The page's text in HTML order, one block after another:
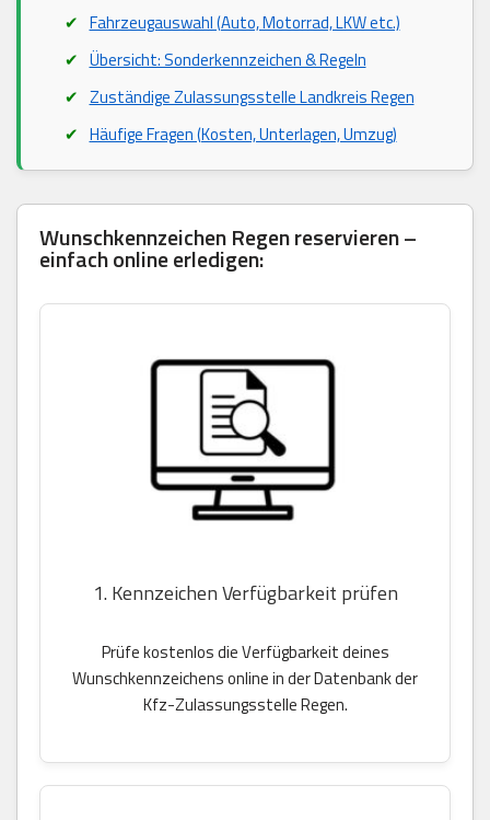
Fahrzeugauswahl (Auto, Motorrad, LKW etc.)
Übersicht: Sonderkennzeichen & Regeln
Zuständige Zulassungsstelle Landkreis Regen
Häufige Fragen (Kosten, Unterlagen, Umzug)
Wunschkennzeichen Regen reservieren –
einfach online erledigen:
1. Kennzeichen Verfügbarkeit prüfen
Prüfe kostenlos die Verfügbarkeit deines
Wunschkennzeichens online in der Datenbank der
Kfz-Zulassungsstelle Regen.